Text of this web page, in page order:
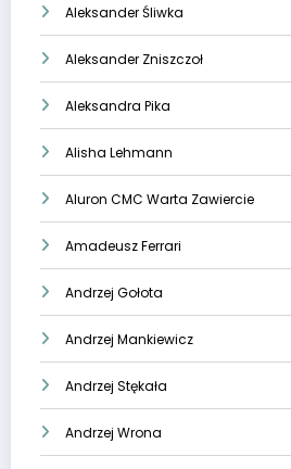
Aleksander Śliwka
Aleksander Zniszczoł
Aleksandra Pika
Alisha Lehmann
Aluron CMC Warta Zawiercie
Amadeusz Ferrari
Andrzej Gołota
Andrzej Mankiewicz
Andrzej Stękała
Andrzej Wrona